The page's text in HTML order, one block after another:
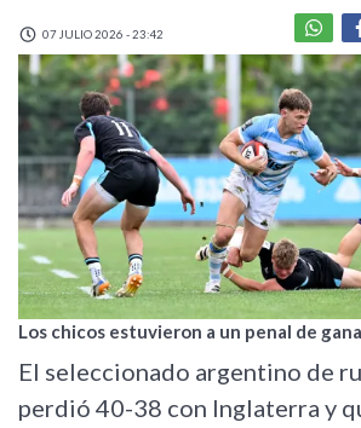
07 JULIO 2026 - 23:42
Los chicos estuvieron a un penal de
El seleccionado argentino de
perdió 40-38 con Inglaterra y